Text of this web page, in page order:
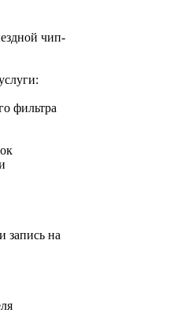
чип-
фильтра
запись на